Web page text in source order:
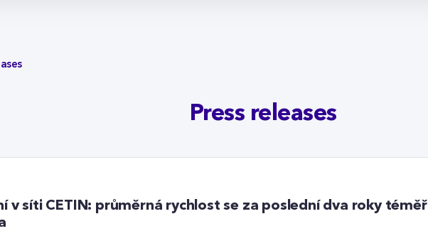
Press releases
v síti CETIN: průměrná rychlost se za poslední dva roky téměř